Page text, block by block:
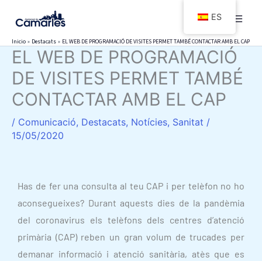
contenido
Inicio Destacats EL WEB DE PROGRAMACIÓ DE VISITES PERMET TAMBÉ CONTACTAR AMB EL CAP
EL WEB DE PROGRAMACIÓ
DE VISITES PERMET TAMBÉ
CONTACTAR AMB EL CAP
/ Comunicació, Destacats, Notícies, Sanitat /
15/05/2020
Has de fer una consulta al teu CAP i per telèfon no ho
aconsegueixes? Durant aquests dies de la pandèmia
del coronavirus els telèfons dels centres d’atenció
primària (CAP) reben un gran volum de trucades per
demanar informació i atenció sanitària, atès que es
ES